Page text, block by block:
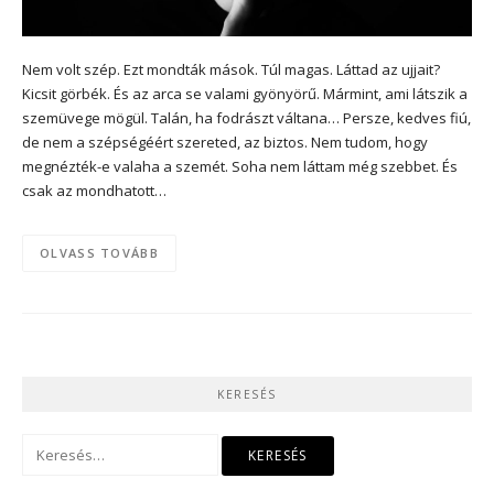
Nem volt szép. Ezt mondták mások. Túl magas. Láttad az ujjait?
Kicsit görbék. És az arca se valami gyönyörű. Mármint, ami látszik a
szemüvege mögül. Talán, ha fodrászt váltana… Persze, kedves fiú,
de nem a szépségéért szereted, az biztos. Nem tudom, hogy
megnézték-e valaha a szemét. Soha nem láttam még szebbet. És
csak az mondhatott…
OLVASS TOVÁBB
KERESÉS